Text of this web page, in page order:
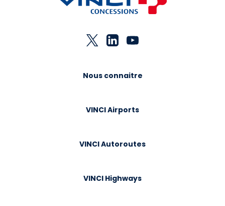
Nous connaitre
VINCI Airports
VINCI Autoroutes
VINCI Highways